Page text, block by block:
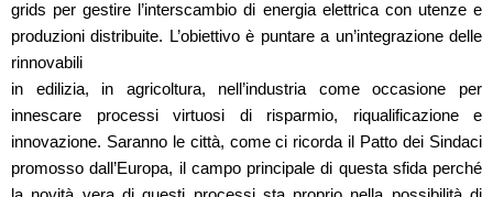
grids per gestire l’interscambio di energia elettrica con utenze e
produzioni distribuite. L’obiettivo è puntare a un’integrazione delle
rinnovabili
in edilizia, in agricoltura, nell’industria come occasione per
innescare processi virtuosi di risparmio, riqualificazione e
innovazione. Saranno le città, come ci ricorda il Patto dei Sindaci
promosso dall’Europa, il campo principale di questa sfida perché